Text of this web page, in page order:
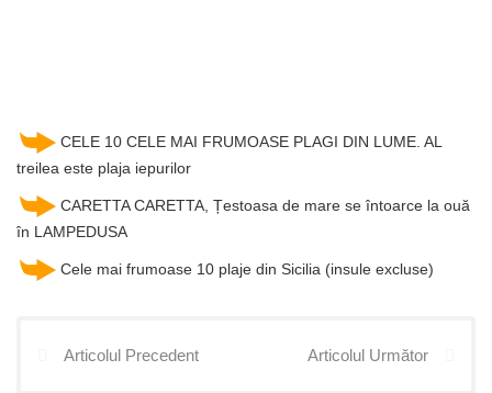
CELE 10 CELE MAI FRUMOASE PLAGI DIN LUME. AL
treilea este plaja iepurilor
CARETTA CARETTA, Țestoasa de mare se întoarce la ouă
în LAMPEDUSA
Cele mai frumoase 10 plaje din Sicilia (insule excluse)
Articolul Precedent Articolul Următor